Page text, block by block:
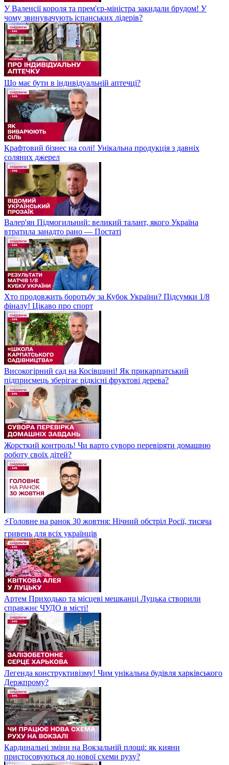
У Валенсії короля та прем'єр-міністра закидали брудом! У
чому звинувачують іспанських лідерів?
Що має бути в індивідуальній аптечці?
Крафтовий бізнес на солі! Унікальна продукція з давніх
соляних джерел
Валер'ян Підмогильний: великий талант, якого Україна
втратила занадто рано — Постаті
Хто продовжить боротьбу за Кубок України? Підсумки 1/8
фіналу! Цікаво про спорт
Високогірний сад на Косівщині! Як прикарпатський
підприємець зберігає рідкісні фруктові дерева?
Жорсткий контроль! Чи варто суворо перевіряти домашню
роботу своїх дітей?
⚡Головне на ранок 30 жовтня: Нічний обстріл Росії, тисяча
гривень для всіх українців
Артем Приходько та місцеві мешканці Луцька створили
справжнє ЧУДО в місті!
Легенда конструктивізму! Чим унікальна будівля харківського
Держпрому?
Кардинальні зміни на Вокзальній площі: як кияни
пристосовуються до нової схеми руху?